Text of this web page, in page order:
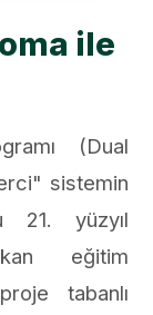
ile
(Dual
sistemin
21. yüzyıl
eğitim
tabanlı